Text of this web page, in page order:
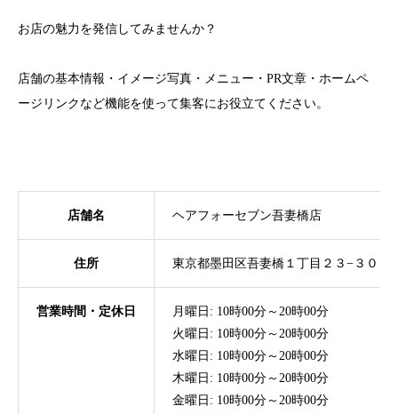
お店の魅力を発信してみませんか？
店舗の基本情報・イメージ写真・メニュー・PR文章・ホームペ
ージリンクなど機能を使って集客にお役立てください。
店舗名 ヘアフォーセブン吾妻橋店
住所 東京都墨田区吾妻橋１丁目２３−３０
営業時間・定休日
月曜日: 10時00分～20時00分
火曜日: 10時00分～20時00分
水曜日: 10時00分～20時00分
木曜日: 10時00分～20時00分
金曜日: 10時00分～20時00分